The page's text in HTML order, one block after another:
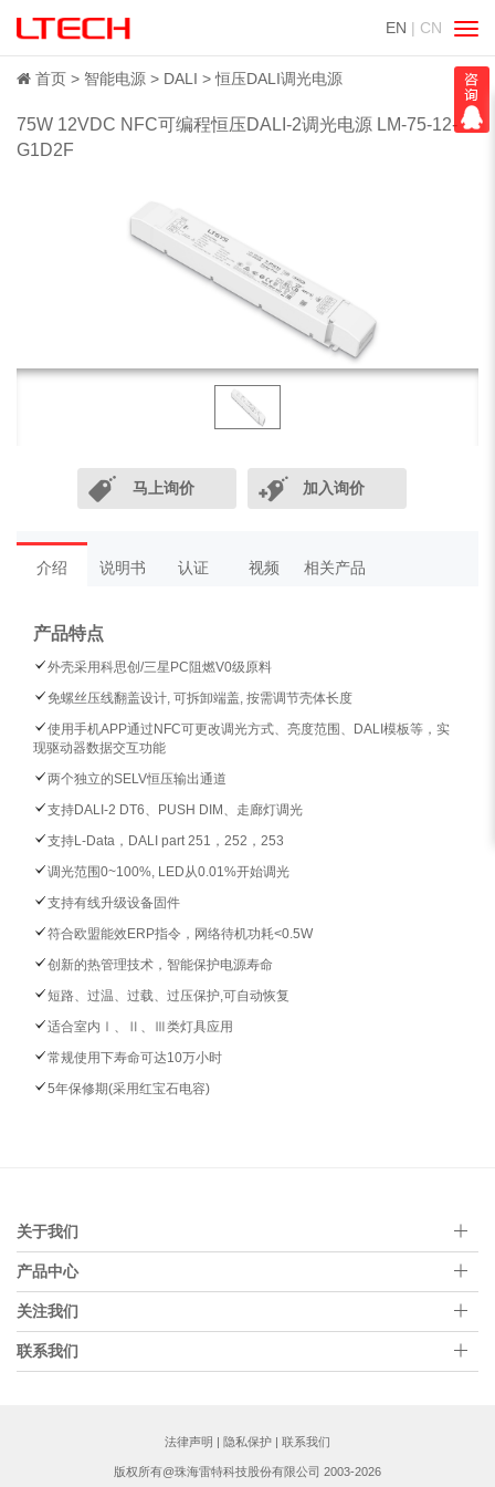
EN | CN
切
换
导
航
首页 智能电源 DALI 恒压DALI调光电源
75W 12VDC NFC可编程恒压DALI-2调光电源 LM-75-12-
G1D2F
马上询价 加入询价
介绍 说明书 认证 视频 相关产品
产品特点
外壳采用科思创/三星PC阻燃V0级原料
免螺丝压线翻盖设计, 可拆卸端盖, 按需调节壳体长度
使用手机APP通过NFC可更改调光方式、亮度范围、DALI模板等，实
现驱动器数据交互功能
两个独立的SELV恒压输出通道
支持DALI-2 DT6、PUSH DIM、走廊灯调光
支持L-Data，DALI part 251，252，253
调光范围0~100%, LED从0.01%开始调光
支持有线升级设备固件
符合欧盟能效ERP指令，网络待机功耗<0.5W
创新的热管理技术，智能保护电源寿命
短路、过温、过载、过压保护,可自动恢复
适合室内Ⅰ、Ⅱ、Ⅲ类灯具应用
常规使用下寿命可达10万小时
5年保修期(采用红宝石电容)
关于我们
产品中心
关注我们
联系我们
法律声明 | 隐私保护 | 联系我们
版权所有@珠海雷特科技股份有限公司 2003-2026